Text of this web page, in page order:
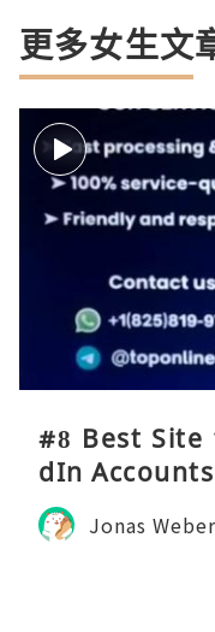
更多女生文
#8 Best
dIn Accounts
Jonas Weber